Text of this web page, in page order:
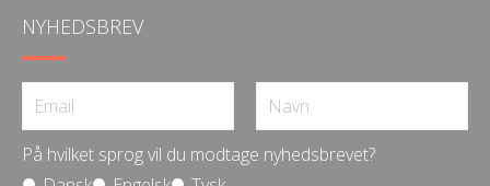
NYHEDSBREV
På hvilket sprog vil du modtage nyhedsbrevet?